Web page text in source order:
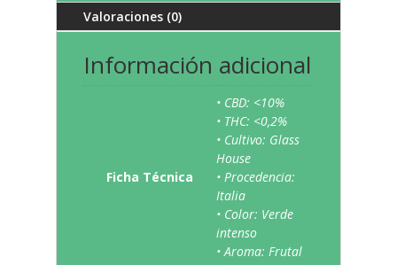
Valoraciones (0)
Información adicional
Ficha Técnica
• CBD: <10%
• THC: <0,2%
• Cultivo: Glass
House
• Procedencia:
Italia
• Color: Verde
intenso
• Aroma: Frutal